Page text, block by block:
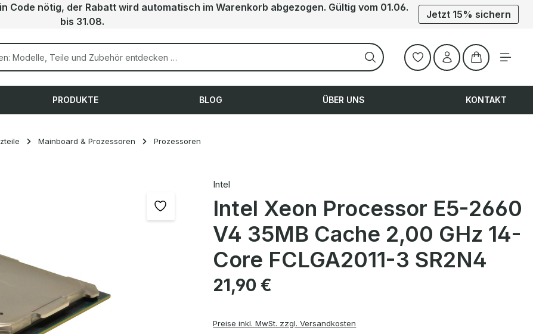
Code nötig, der Rabatt wird automatisch im Warenkorb abgezogen. Gültig vom 01.06.
bis 31.08.
Jetzt 15% sichern
Warenkorb
PRODUKTE BLOG ÜBER UNS KONTAKT
Mainboard & Prozessoren Prozessoren
Intel
Intel Xeon Processor E5-2660
V4 35MB Cache 2,00 GHz 14-
Core FCLGA2011-3 SR2N4
Regulärer Preis:
21,90 €
Preise inkl. MwSt. zzgl. Versandkosten